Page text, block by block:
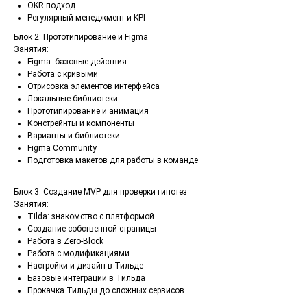
OKR подход
Регулярный менеджмент и KPI
Блок 2: Прототипирование и Figma
Занятия:
Figma: базовые действия
Работа с кривыми
Отрисовка элементов интерфейса
Локальные библиотеки
Прототипирование и анимация
Констрейнты и компоненты
Варианты и библиотеки
Figma Community
Подготовка макетов для работы в команде
Блок 3: Создание MVP для проверки гипотез
Занятия:
Tilda: знакомство с платформой
Создание собственной страницы
Работа в Zero-Block
Работа с модификациями
Настройки и дизайн в Тильде
Базовые интеграции в Тильда
Прокачка Тильды до сложных сервисов